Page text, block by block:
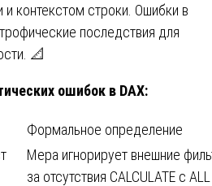
и контекстом строки. Ошибки в
последствия для
📐
ошибок в DAX:
Формальное определение
Мера игнорирует внешние
за отсутствия CALCULATE с ALL